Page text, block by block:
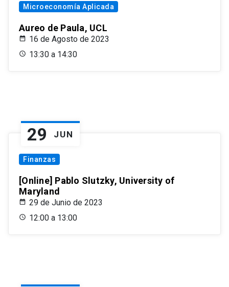
Microeconomía Aplicada
Aureo de Paula, UCL
16 de Agosto de 2023
13:30 a 14:30
29 JUN
Finanzas
[Online] Pablo Slutzky, University of
Maryland
29 de Junio de 2023
12:00 a 13:00